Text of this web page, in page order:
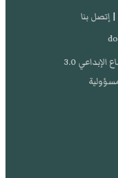
| إتصل بنا
3.0